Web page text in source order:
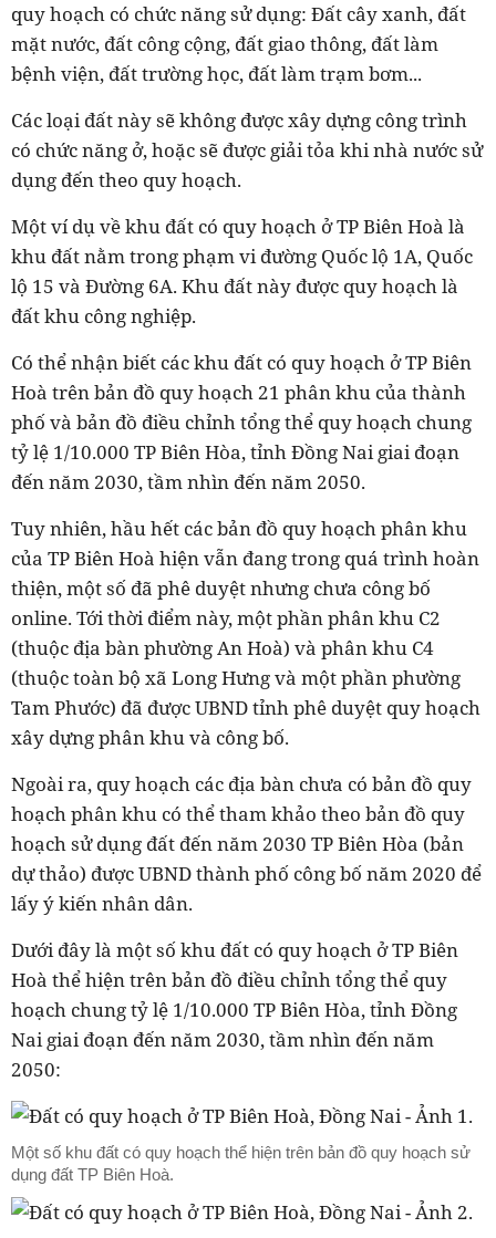
quy hoạch có chức năng sử dụng: Đất cây xanh, đất
mặt nước, đất công cộng, đất giao thông, đất làm
bệnh viện, đất trường học, đất làm trạm bơm...
Các loại đất này sẽ không được xây dựng công trình
có chức năng ở, hoặc sẽ được giải tỏa khi nhà nước sử
dụng đến theo quy hoạch.
Một ví dụ về khu đất có quy hoạch ở TP Biên Hoà là
khu đất nằm trong phạm vi đường Quốc lộ 1A, Quốc
lộ 15 và Đường 6A. Khu đất này được quy hoạch là
đất khu công nghiệp.
Có thể nhận biết các khu đất có quy hoạch ở TP Biên
Hoà trên bản đồ quy hoạch 21 phân khu của thành
phố và bản đồ điều chỉnh tổng thể quy hoạch chung
tỷ lệ 1/10.000 TP Biên Hòa, tỉnh Đồng Nai giai đoạn
đến năm 2030, tầm nhìn đến năm 2050.
Tuy nhiên, hầu hết các bản đồ quy hoạch phân khu
của TP Biên Hoà hiện vẫn đang trong quá trình hoàn
thiện, một số đã phê duyệt nhưng chưa công bố
online. Tới thời điểm này, một phần phân khu C2
(thuộc địa bàn phường An Hoà) và phân khu C4
(thuộc toàn bộ xã Long Hưng và một phần phường
Tam Phước) đã được UBND tỉnh phê duyệt quy hoạch
xây dựng phân khu và công bố.
Ngoài ra, quy hoạch các địa bàn chưa có bản đồ quy
hoạch phân khu có thể tham khảo theo bản đồ quy
hoạch sử dụng đất đến năm 2030 TP Biên Hòa (bản
dự thảo) được UBND thành phố công bố năm 2020 để
lấy ý kiến nhân dân.
Dưới đây là một số khu đất có quy hoạch ở TP Biên
Hoà thể hiện trên bản đồ điều chỉnh tổng thể quy
hoạch chung tỷ lệ 1/10.000 TP Biên Hòa, tỉnh Đồng
Nai giai đoạn đến năm 2030, tầm nhìn đến năm
2050:
Một số khu đất có quy hoạch thể hiện trên bản đồ quy hoạch sử
dụng đất TP Biên Hoà.